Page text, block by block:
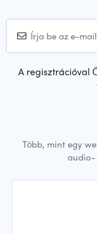
A regisztrációval
Több, mint egy
audio-